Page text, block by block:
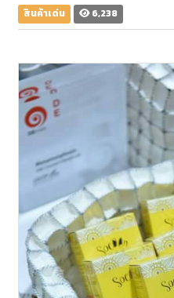
สินค้าเด่น 6,238